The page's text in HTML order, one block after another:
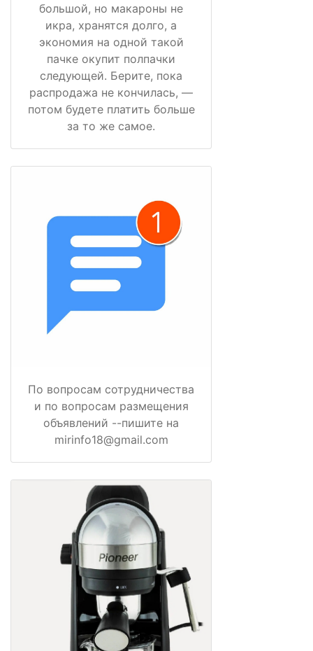
большой, но макароны не
икра, хранятся долго, а
экономия на одной такой
пачке окупит полпачки
следующей. Берите, пока
распродажа не кончилась, —
потом будете платить больше
за то же самое.
По вопросам сотрудничества
и по вопросам размещения
объявлений --пишите на
mirinfo18@gmail.com